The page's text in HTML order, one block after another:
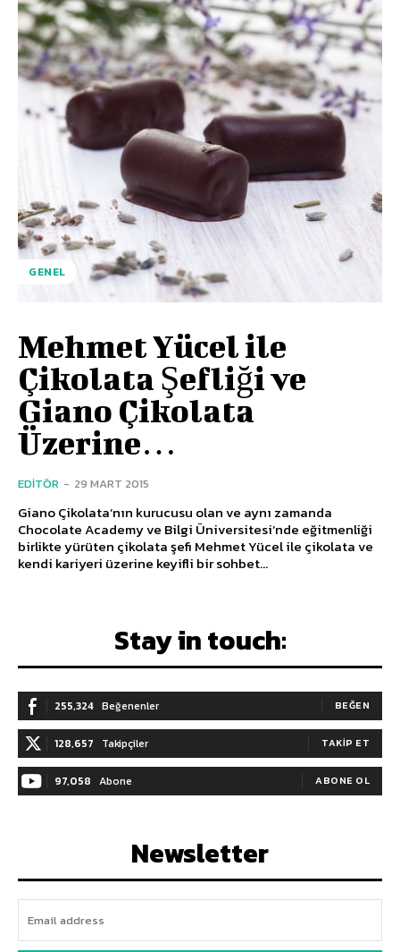
GENEL
Mehmet Yücel ile
Çikolata Şefliği ve
Giano Çikolata
Üzerine…
EDITÖR - 29 MART 2015
Giano Çikolata’nın kurucusu olan ve aynı zamanda
Chocolate Academy ve Bilgi Üniversitesi’nde eğitmenliği
birlikte yürüten çikolata şefi Mehmet Yücel ile çikolata ve
kendi kariyeri üzerine keyifli bir sohbet...
Stay in touch:
255,324 Beğenenler BEĞEN
128,657 Takipçiler TAKIP ET
97,058 Abone ABONE OL
Newsletter